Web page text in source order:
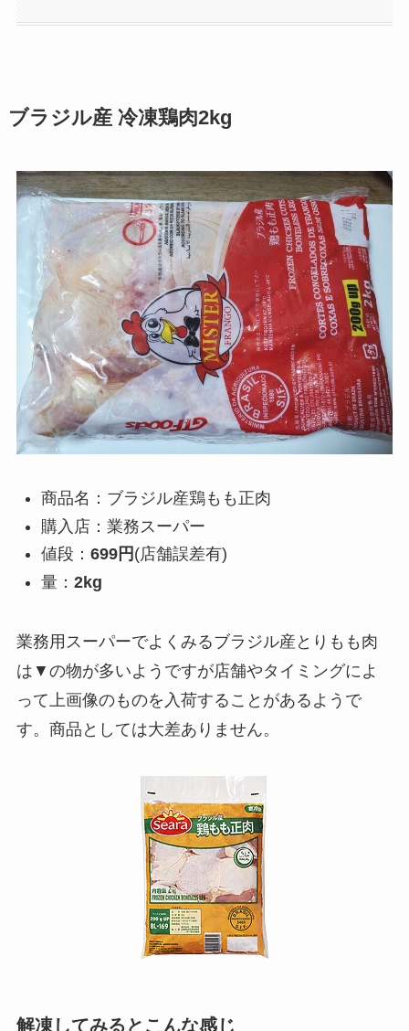
ブラジル産 冷凍鶏肉2kg
商品名：ブラジル産鶏もも正肉
購入店：業務スーパー
値段： 699円 (店舗誤差有)
量： 2kg
業務用スーパーでよくみるブラジル産とりもも肉
は▼の物が多いようですが店舗やタイミングによ
って上画像のものを入荷することがあるようで
す。商品としては大差ありません。
解凍してみるとこんな感じ